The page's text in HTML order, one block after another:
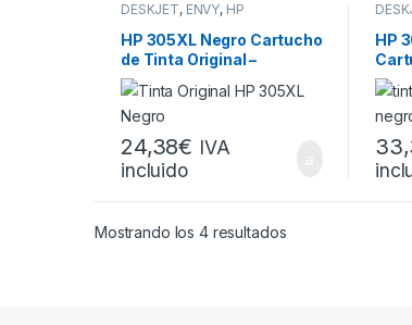
DESKJET, ENVY, HP
HP 305XL Negro Cartucho
de Tinta Original –
3YM62AE
24,38€ IVA
incluido
HP
–
Mostrando los 4 resultadosOrdenado por